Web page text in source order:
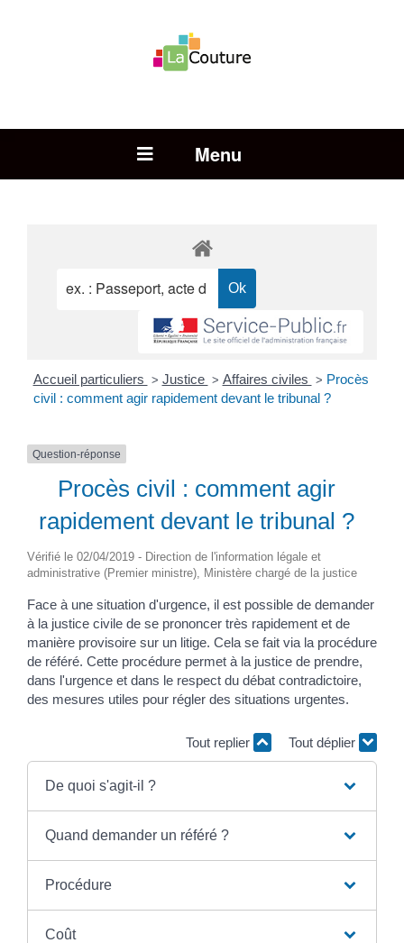
Open Menu
Accueil particuliers > Justice > Affaires civiles > Procès
civil : comment agir rapidement devant le tribunal ?
Question-réponse
Procès civil : comment agir
rapidement devant le tribunal ?
Vérifié le 02/04/2019 - Direction de l'information légale et
administrative (Premier ministre), Ministère chargé de la justice
Face à une situation d'urgence, il est possible de demander
à la justice civile de se prononcer très rapidement et de
manière provisoire sur un litige. Cela se fait via la procédure
de référé. Cette procédure permet à la justice de prendre,
dans l'urgence et dans le respect du débat contradictoire,
des mesures utiles pour régler des situations urgentes.
Tout replier Tout déplier
De quoi s'agit-il ?
Quand demander un référé ?
Procédure
Coût